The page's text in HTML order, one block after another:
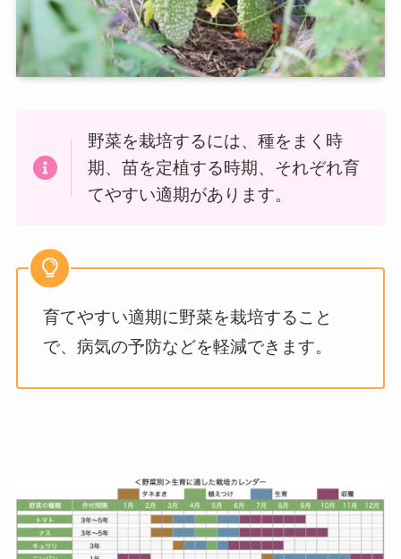
野菜を栽培するには、種をまく時
期、苗を定植する時期、それぞれ育
てやすい適期があります。
育てやすい適期に野菜を栽培すること
で、病気の予防などを軽減できます。